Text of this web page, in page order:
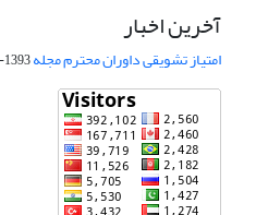
آخرین اخبار
امتیاز تشویقی داوران محترم مجله1393-09-01